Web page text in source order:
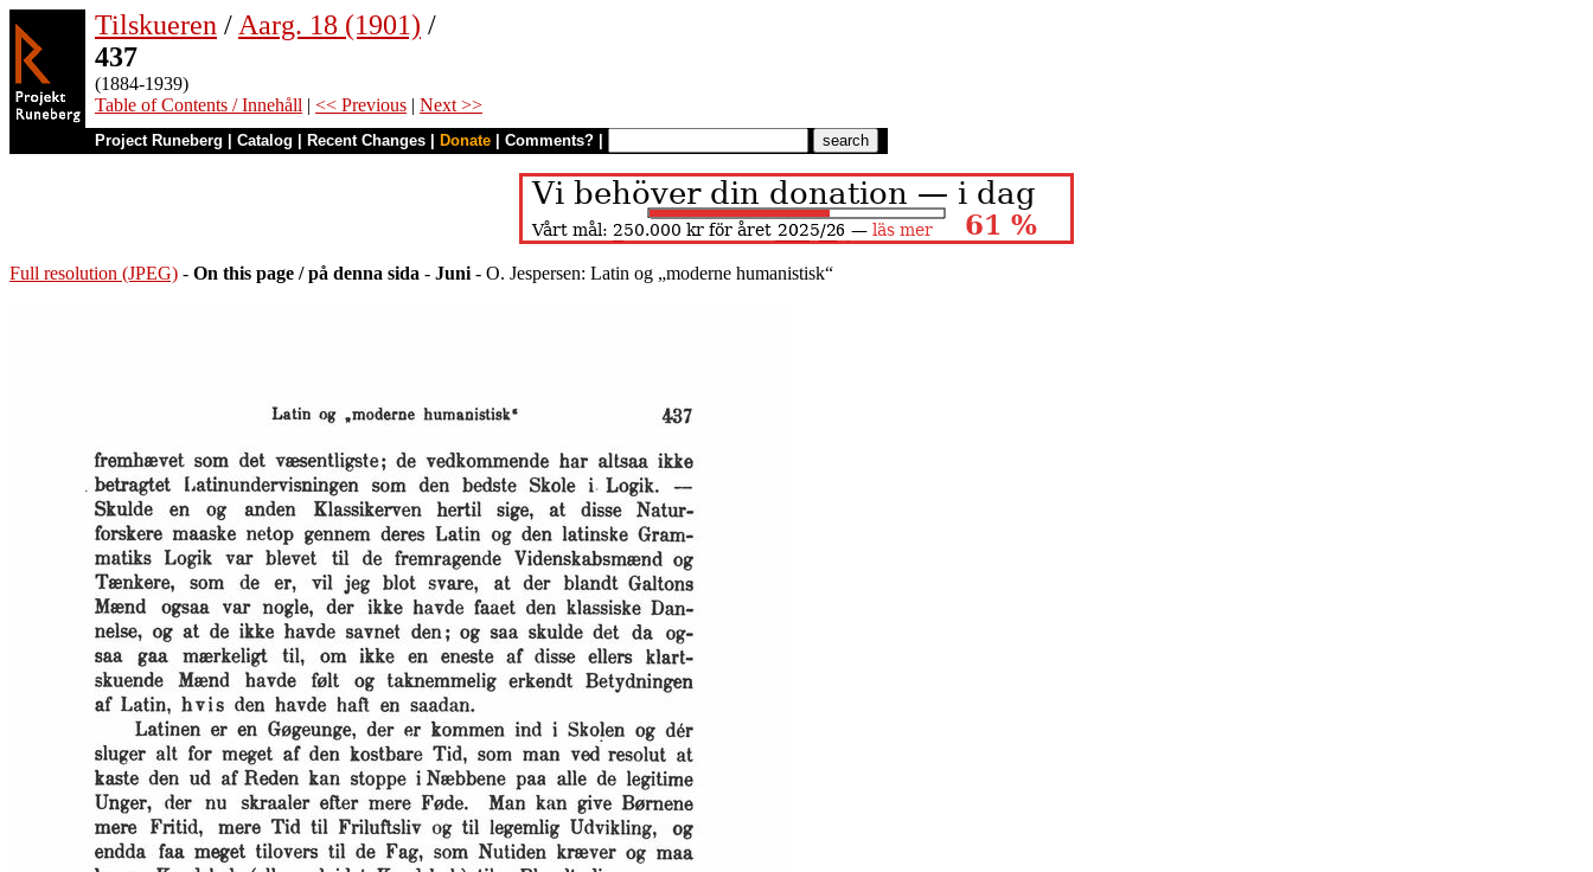
Tilskueren / Aarg. 18 (1901) /
437
(1884-1939)
Table of Contents / Innehåll | << Previous | Next >>
Project Runeberg Catalog Recent Changes Donate Comments?
Full resolution (JPEG) - On this page / på denna sida - Juni - O. Jespersen: Latin og „moderne humanistisk“